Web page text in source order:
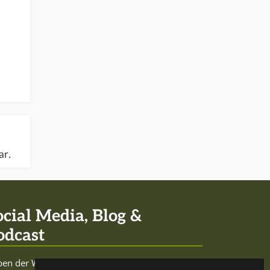
Media, Blog &
der Website sowie den Social-Media-